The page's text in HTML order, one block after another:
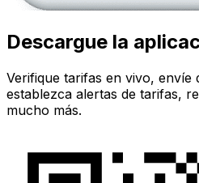
Descargue la
Verifique tarifas en vivo, envíe
establezca alertas de tarifas,
mucho más.